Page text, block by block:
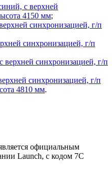
с верхней
4150 мм;
синхронизацией, г/п
синхронизацией, г/п
синхронизацией, г/п
синхронизацией, г/п
4810 мм.
официальным
Launch, с кодом 7С